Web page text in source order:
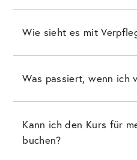
Wie sieht es mit
Was passiert, wenn ich
Kann ich den Kurs für
buchen?